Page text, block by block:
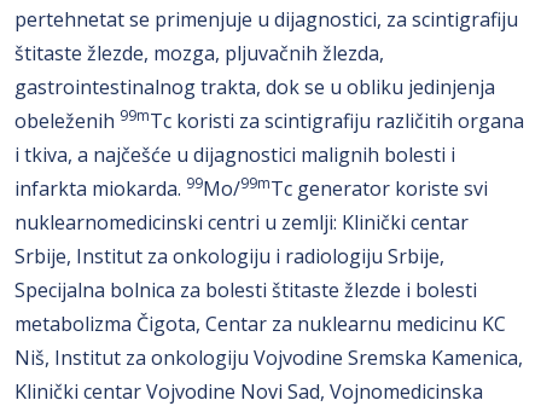
pertehnetat se primenjuje u dijagnostici, za scintigrafiju
štitaste žlezde, mozga, pljuvačnih žlezda,
gastrointestinalnog trakta, dok se u obliku jedinjenja
obeleženih 99mTc koristi za scintigrafiju različitih organa
i tkiva, a najčešće u dijagnostici malignih bolesti i
infarkta miokarda. 99Mo/99mTc generator koriste svi
nuklearnomedicinski centri u zemlji: Klinički centar
Srbije, Institut za onkologiju i radiologiju Srbije,
Specijalna bolnica za bolesti štitaste žlezde i bolesti
metabolizma Čigota, Centar za nuklearnu medicinu KC
Niš, Institut za onkologiju Vojvodine Sremska Kamenica,
Klinički centar Vojvodine Novi Sad, Vojnomedicinska